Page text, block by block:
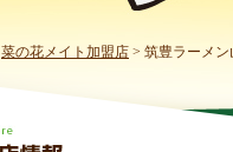
菜の花メイト加盟店 > 筑豊ラーメ